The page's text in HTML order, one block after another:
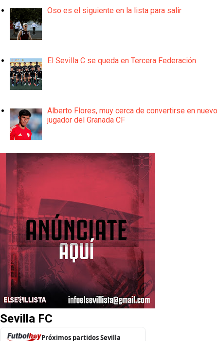
Oso es el siguiente en la lista para salir
El Sevilla C se queda en Tercera Federación
Alberto Flores, muy cerca de convertirse en nuevo
jugador del Granada CF
Sevilla FC